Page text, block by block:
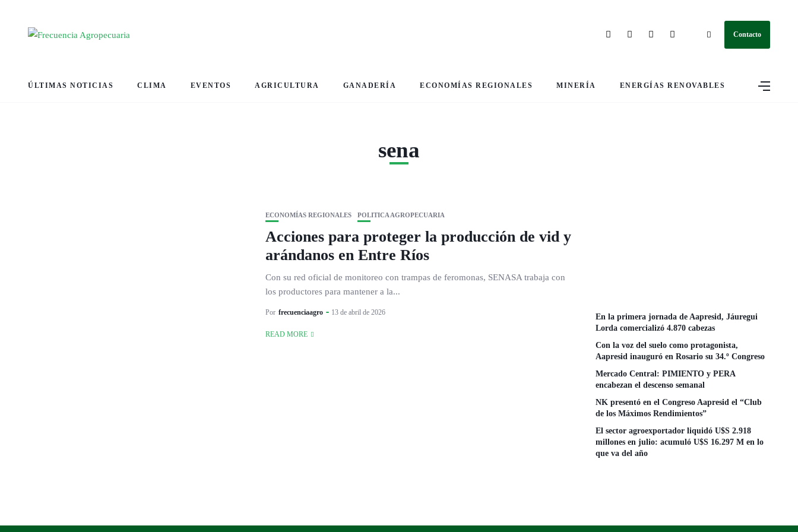
Contacto
ÚLTIMAS NOTICIAS CLIMA EVENTOS AGRICULTURA GANADERÍA ECONOMÍAS REGIONALES MINERÍA ENERGÍAS RENOVABLES
sena
ECONOMÍAS REGIONALES POLITICA AGROPECUARIA
Acciones para proteger la producción de vid y
arándanos en Entre Ríos
Con su red oficial de monitoreo con trampas de feromonas, SENASA trabaja con
los productores para mantener a la...
Por frecuenciaagro 13 de abril de 2026
READ MORE
En la primera jornada de Aapresid, Jáuregui
Lorda comercializó 4.870 cabezas
Con la voz del suelo como protagonista,
Aapresid inauguró en Rosario su 34.º Congreso
Mercado Central: PIMIENTO y PERA
encabezan el descenso semanal
NK presentó en el Congreso Aapresid el “Club
de los Máximos Rendimientos”
El sector agroexportador liquidó U$S 2.918
millones en julio: acumuló U$S 16.297 M en lo
que va del año